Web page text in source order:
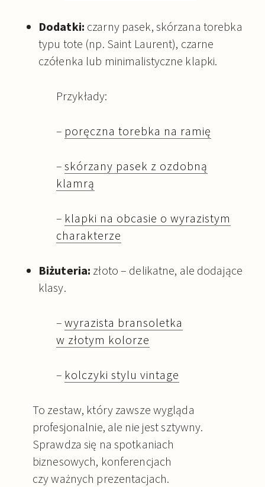
Dodatki: czarny pasek, skórzana torebka
typu tote (np. Saint Laurent), czarne
czółenka lub minimalistyczne klapki.
Przykłady:
– poręczna torebka na ramię
–skórzany pasek z ozdobną
klamrą
– klapki na obcasie o wyrazistym
charakterze
Biżuteria: złoto – delikatne, ale dodające
klasy.
–wyrazista bransoletka
w złotym kolorze
– kolczyki stylu vintage
To zestaw, który zawsze wygląda
profesjonalnie, ale nie jest sztywny.
Sprawdza się na spotkaniach
biznesowych, konferencjach
czy ważnych prezentacjach.